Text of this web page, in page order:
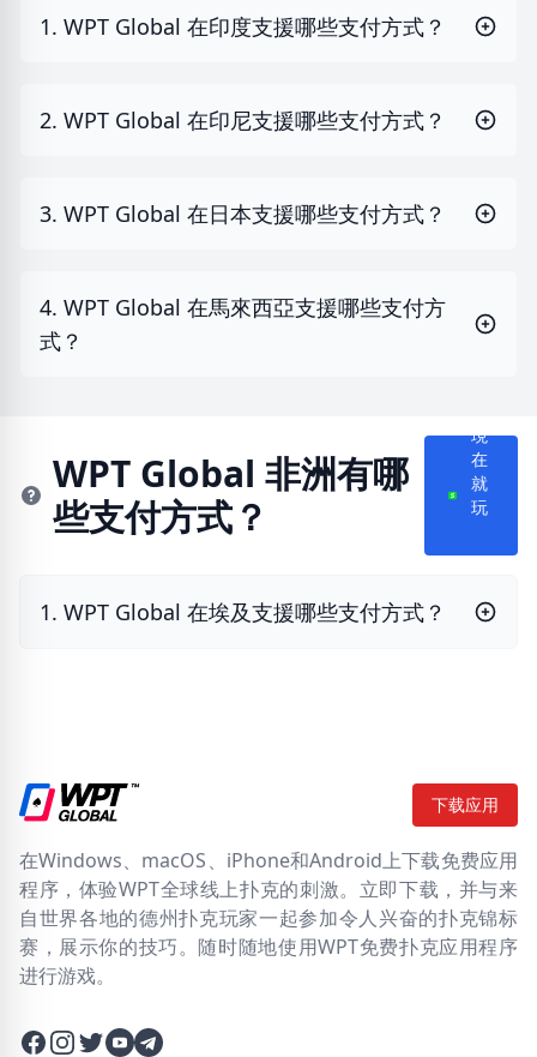
1. WPT Global 在印度支援哪些支付方式？
2. WPT Global 在印尼支援哪些支付方式？
3. WPT Global 在日本支援哪些支付方式？
4. WPT Global 在馬來西亞支援哪些支付方
式？
WPT Global 非洲有哪
些支付方式？
現
在
就
玩
1. WPT Global 在埃及支援哪些支付方式？
下载应用
在Windows、macOS、iPhone和Android上下载免费应用
程序，体验WPT全球线上扑克的刺激。立即下载，并与来
自世界各地的德州扑克玩家一起参加令人兴奋的扑克锦标
赛，展示你的技巧。随时随地使用WPT免费扑克应用程序
进行游戏。
Facebook
Instagram
Twitter
Twitter
Twitter